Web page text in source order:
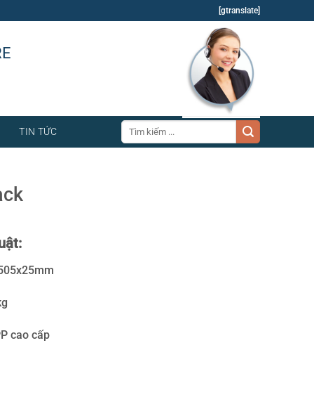
[gtranslate]
TIN TỨC
Tìm
kiếm:
cao cấp